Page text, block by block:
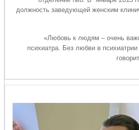
должность заведующей женским
«Любовь к людям – очень
психиатра. Без любви в